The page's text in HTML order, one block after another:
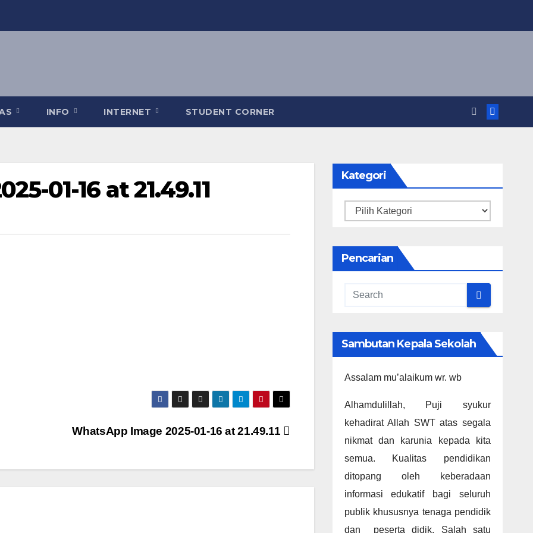
INFO INTERNET STUDENT CORNER
01-16 at 21.49.11
WhatsApp Image 2025-01-16 at 21.49.11
Kategori
Kategori
Pencarian
Sambutan Kepala Sekolah
Assalam mu’alaikum wr. wb
Alhamdulillah, Puji syukur
kehadirat Allah SWT atas segala
nikmat dan karunia kepada kita
semua. Kualitas pendidikan
ditopang oleh keberadaan
informasi edukatif bagi seluruh
publik khususnya tenaga pendidik
dan peserta didik. Salah satu